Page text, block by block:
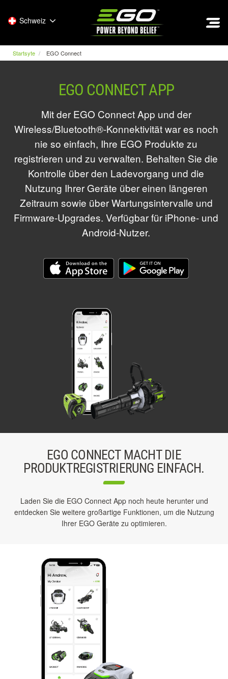
Schweiz
Startsyte EGO Connect
EGO CONNECT APP
Mit der EGO Connect App und der
Wireless/Bluetooth®-Konnektivität war es noch
nie so einfach, Ihre EGO Produkte zu
registrieren und zu verwalten. Behalten Sie die
Kontrolle über den Ladevorgang und die
Nutzung Ihrer Geräte über einen längeren
Zeitraum sowie über Wartungsintervalle und
Firmware-Upgrades. Verfügbar für iPhone- und
Android-Nutzer.
EGO CONNECT MACHT DIE
PRODUKTREGISTRIERUNG EINFACH.
Laden Sie die EGO Connect App noch heute herunter und
entdecken Sie weitere großartige Funktionen, um die Nutzung
Ihrer EGO Geräte zu optimieren.